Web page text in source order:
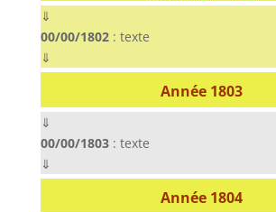
⇓
00/00/1802: texte
⇓
Année 1803
⇓
00/00/1803: texte
⇓
Année 1804